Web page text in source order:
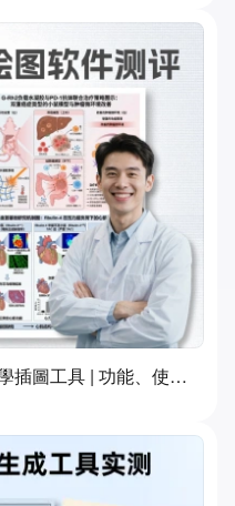
2026年評測的5款最佳生物醫學插圖工具 | 功能、使用場景及選擇指南